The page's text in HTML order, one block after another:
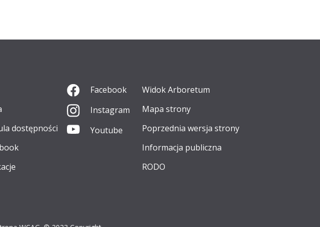
dostępności
Facebook
Instagram
Youtube
Widok Arboretum
Mapa strony
Poprzednia wersja strony
Informacja publiczna
RODO